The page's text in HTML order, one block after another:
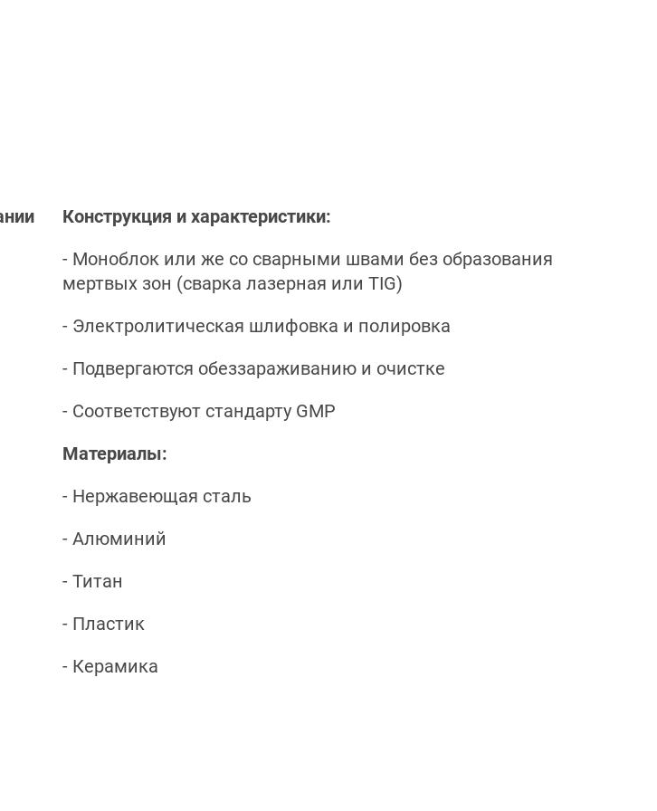
Конструкция и характеристики:
- Моноблок или же со сварными швами без образования
мертвых зон (сварка лазерная или TIG)
- Электролитическая шлифовка и полировка
- Подвергаются обеззараживанию и очистке
- Соответствуют стандарту GMP
Материалы:
- Нержавеющая сталь
- Алюминий
- Титан
- Пластик
- Керамика